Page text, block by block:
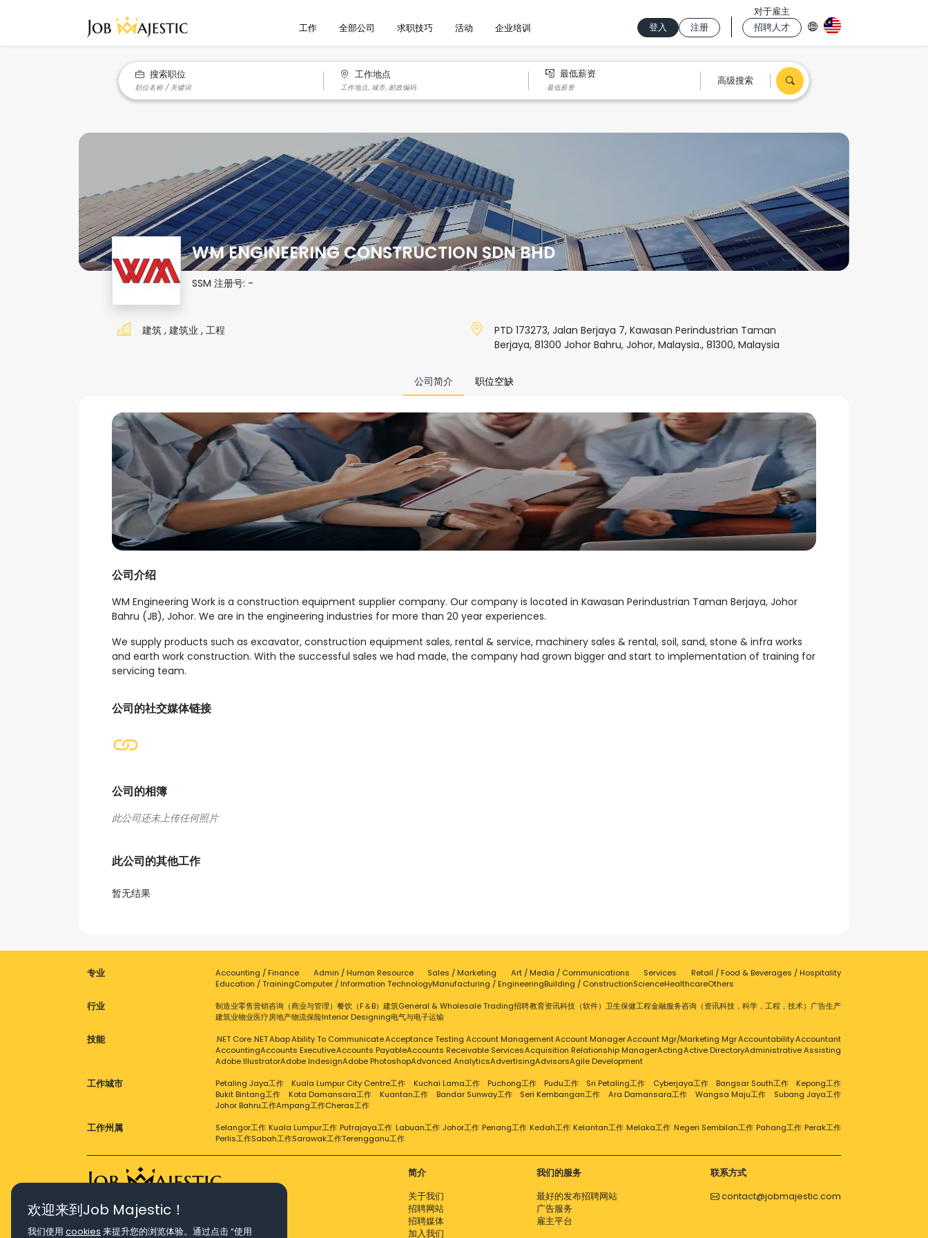
工作 全部公司 求职技巧 活动 企业培训 登入 注册
对于雇主
招聘人才
搜索职位 工作地点 最低薪资
高级搜索
WM ENGINEERING CONSTRUCTION SDN BHD
SSM 注册号: -
建筑 , 建筑业 , 工程
PTD 173273, Jalan Berjaya 7, Kawasan Perindustrian Taman
Berjaya, 81300 Johor Bahru, Johor, Malaysia., 81300, Malaysia
公司简介 职位空缺
公司介绍
WM Engineering Work is a construction equipment supplier company. Our company is located in Kawasan Perindustrian Taman Berjaya, Johor
Bahru (JB), Johor. We are in the engineering industries for more than 20 year experiences.
We supply products such as excavator, construction equipment sales, rental & service, machinery sales & rental, soil, sand, stone & infra works
and earth work construction. With the successful sales we had made, the company had grown bigger and start to implementation of training for
servicing team.
公司的社交媒体链接
公司的相簿
此公司的其他工作
暂无结果
专业 Accounting / Finance Admin / Human Resource Sales / Marketing Art / Media / Communications Services
Retail / Food & Beverages / Hospitality
Education / TrainingComputer / Information TechnologyManufacturing / EngineeringBuilding / ConstructionScienceHealthcareOthers
行业 制造业零售营销咨询（商业与管理）餐饮（F＆B）建筑General & Wholesale Trading招聘教育资讯科技（软件） 卫生保健工程金融服务咨询（资讯科技，科学，工程，技术） 广告生产
建筑业物业医疗房地产物流保险Interior Designing电气与电子运输
技能 .NET Core.NETAbapAbility To CommunicateAcceptance Testing Account ManagementAccount ManagerAccount Mgr/Marketing MgrAccountabilityAccountant
AccountingAccounts ExecutiveAccounts PayableAccounts Receivable ServicesAcquisition Relationship ManagerActingActive DirectoryAdministrative Assisting
Adobe IllustratorAdobe IndesignAdobe PhotoshopAdvanced AnalyticsAdvertisingAdvisorsAgile Development
工作城市 Petaling Jaya工作 Kuala Lumpur City Centre工作 Kuchai Lama工作 Puchong工作 Pudu工作 Sri Petaling工作 Cyberjaya工作 Bangsar South工作
Kepong工作
Bukit Bintang工作
Kota Damansara工作 Kuantan工作 Bandar Sunway工作 Seri Kembangan工作 Ara Damansara工作 Wangsa Maju工作
Subang Jaya工作
Johor Bahru工作Ampang工作Cheras工作
工作州属 Selangor工作 Kuala Lumpur工作 Putrajaya工作 Labuan工作 Johor工作 Penang工作 Kedah工作 Kelantan工作 Melaka工作 Negeri Sembilan工作 Pahang工作 Perak工作
Perlis工作Sabah工作Sarawak工作Terengganu工作
简介
关于我们
招聘网站
招聘媒体
加入我们
我们的服务
最好的发布招聘网站
广告服务
雇主平台
联系方式
contact@jobmajestic.com
Right Job, Majestic Life.
欢迎来到Job Majestic！
我们使用 cookies 来提升您的浏览体验。通过点击 “使用